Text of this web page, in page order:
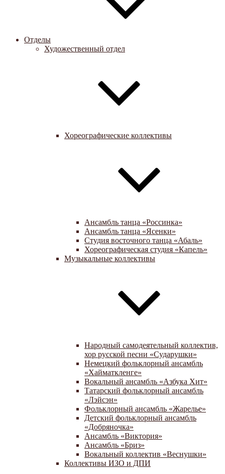
Отделы
Художественный отдел
Хореографические коллективы
Ансамбль танца «Россинка»
Ансамбль танца «Ясенки»
Студия восточного танца «Абаль»
Хореографическая студия «Капель»
Музыкальные коллективы
Народный самодеятельный коллектив,
хор русской песни «Сударушки»
Немецкий фольклорный ансамбль
«Хайматкленге»
Вокальный ансамбль «Азбука Хит»
Татарский фольклорный ансамбль
«Лэйсэн»
Фольклорный ансамбль «Жарелье»
Детский фольклорный ансамбль
«Добряночка»
Ансамбль «Виктория»
Ансамбль «Бриз»
Вокальный коллектив «Веснушки»
Коллективы ИЗО и ДПИ